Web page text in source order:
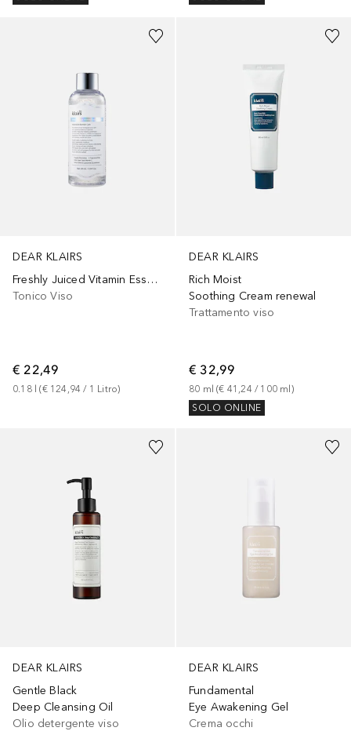
DEAR KLAIRS
Freshly Juiced Vitamin Essence Toner
Tonico Viso
€ 22,49
0.18 (€ 124,94 / 1 Litro)
DEAR KLAIRS
Rich Moist
Soothing Cream renewal
Trattamento viso
€ 32,99
80 ml (€ 41,24 / 100 ml )
SOLO ONLINE
DEAR KLAIRS
Gentle Black
Deep Cleansing Oil
Olio detergente viso
DEAR KLAIRS
Fundamental
Eye Awakening Gel
Crema occhi